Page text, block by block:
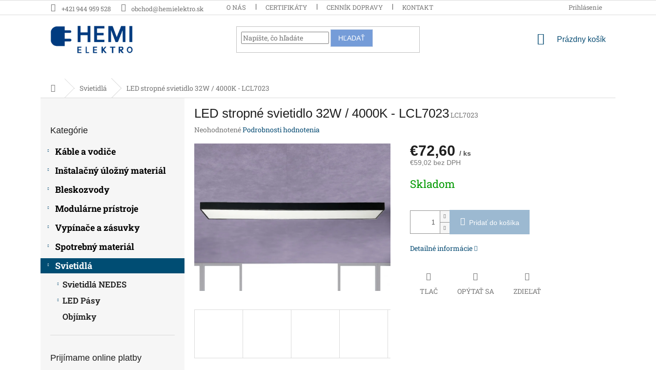
na
+421 944 959 528 obchod@hemielektro.sk O NÁS CERTIFIKÁTY CENNÍK DOPRAVY KONTAKT PODMIENKY OCHRANY
Prihlásenie
HĽADAŤ
NÁKUPNÝ
Prázdny košík
DomovSvietidlá LED stropné svietidlo 32W / 4000K - LCL7023
kategórie
Kategórie
Káble a vodiče
Inštalačný úložný materiál
Bleskozvody
Modulárne prístroje
Vypínače a zásuvky
Spotrebný materiál
Svietidlá
Svietidlá NEDES
LED Pásy
Objímky
Prijímame online platby
LED stropné svietidlo 32W / 4000K - LCL7023LCL7023
Priemerné
NeohodnotenéPodrobnosti hodnotenia
€72,60 / ks
€59,02 bez DPH
cena:
Skladom
Pridať do košíka
Detailné informácie
TLAČ OPÝTAŤ SA ZDIEĽAŤ